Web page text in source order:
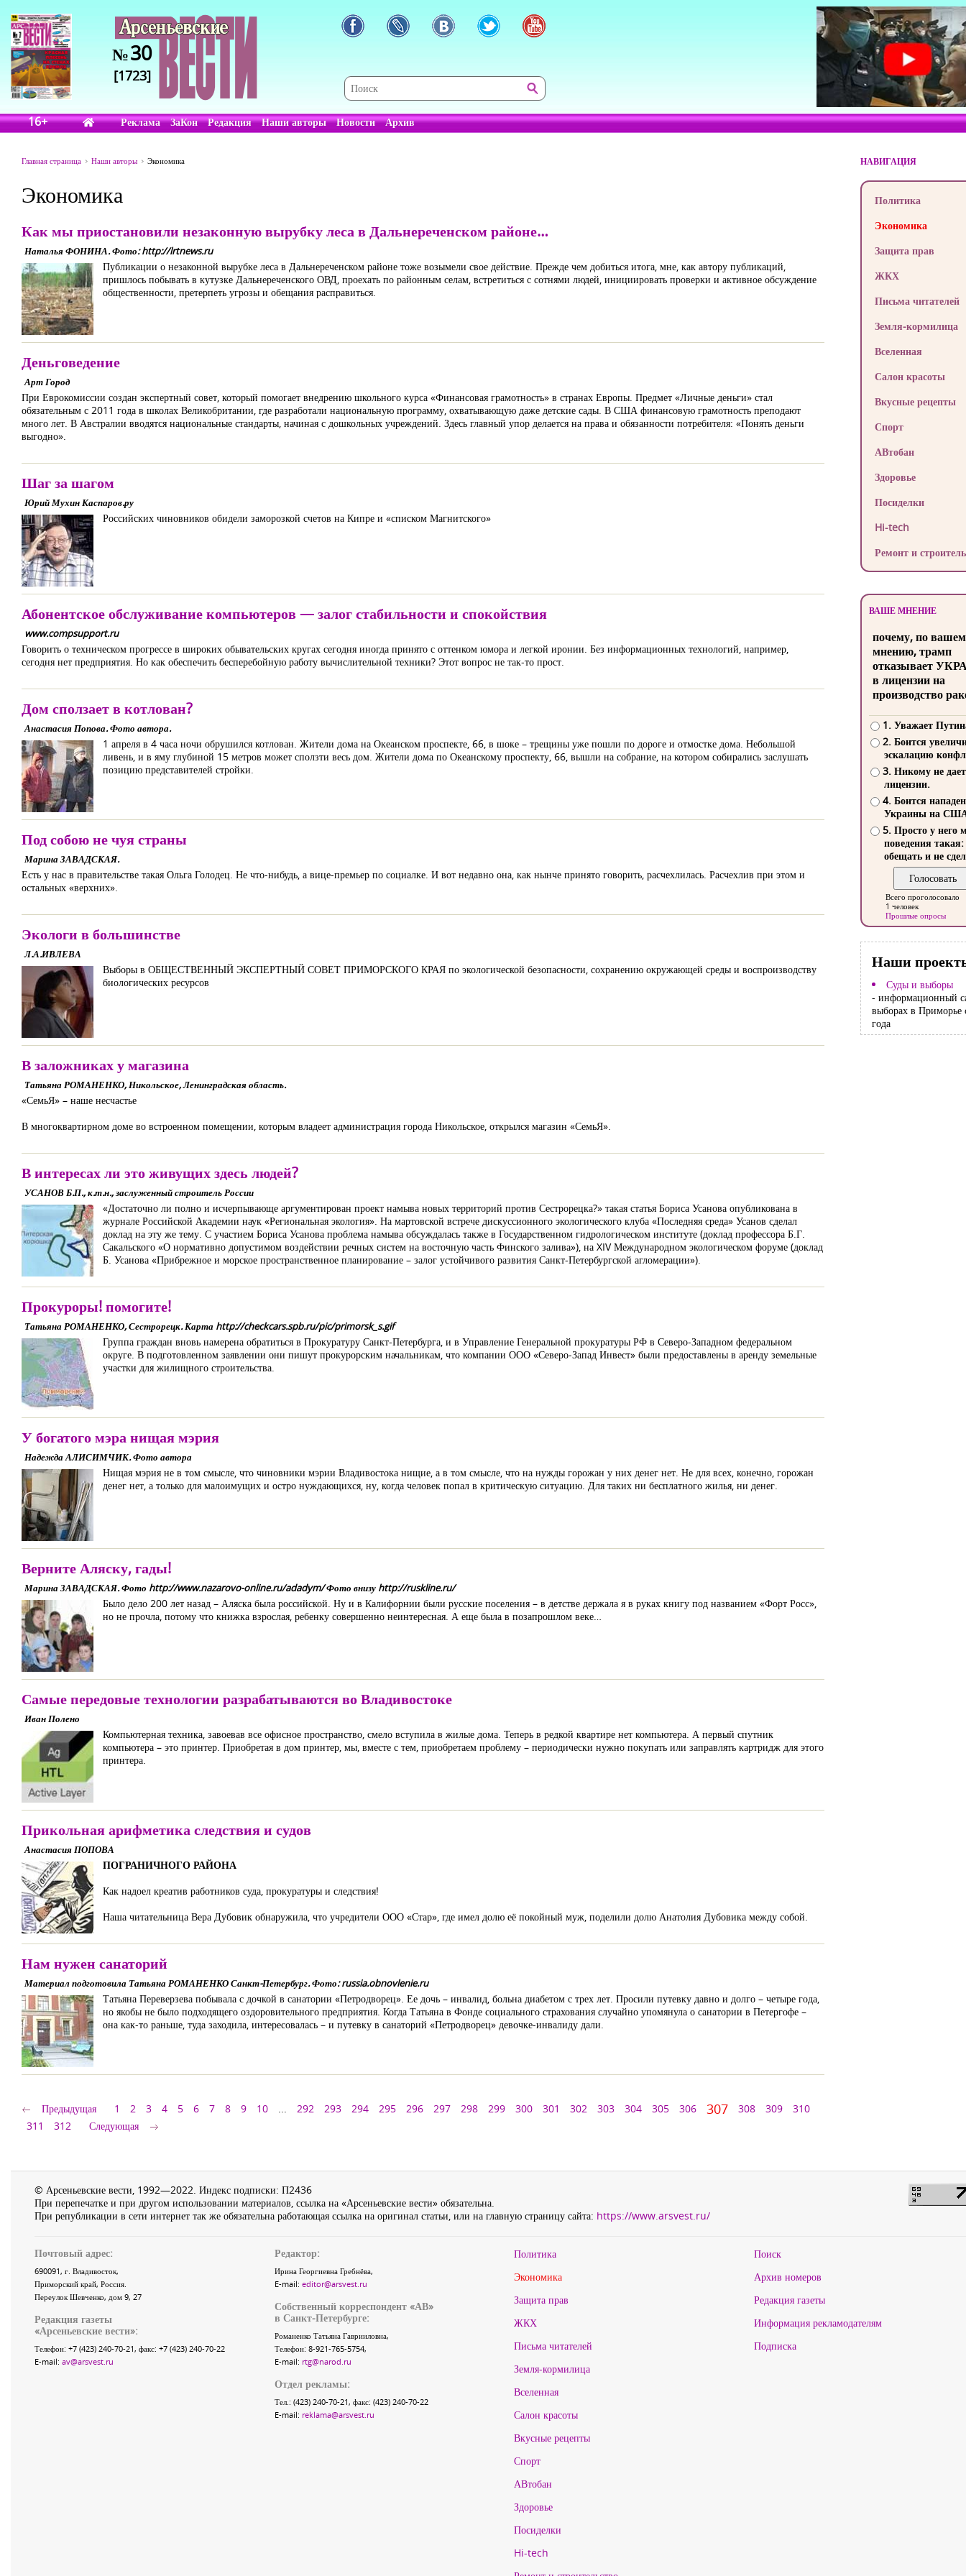
№30
[1723]
16+ Реклама ЗаКон Редакция Наши авторы Новости Архив
Главная страница Наши авторы Экономика
Экономика
Как мы приостановили незаконную вырубку леса в Дальнереченском районе…
Наталья ФОНИНА. Фото: http://lrtnews.ru
Публикации о незаконной вырубке леса в Дальнереченском районе тоже возымели свое действие. Прежде чем добиться итога, мне, как автору публикаций,
пришлось побывать в кутузке Дальнереченского ОВД, проехать по районным селам, встретиться с сотнями людей, инициировать проверки и активное обсуждение
общественности, претерпеть угрозы и обещания расправиться.
Деньговедение
Арт Город
При Еврокомиссии создан экспертный совет, который помогает внедрению школьного курса «Финансовая грамотность» в странах Европы. Предмет «Личные деньги» стал
обязательным с 2011 года в школах Великобритании, где разработали национальную программу, охватывающую даже детские сады. В США финансовую грамотность преподают
много лет. В Австралии вводятся национальные стандарты, начиная с дошкольных учреждений. Здесь главный упор делается на права и обязанности потребителя: «Понять деньги
выгодно».
Шаг за шагом
Юрий Мухин Каспаров.ру
Российских чиновников обидели заморозкой счетов на Кипре и «списком Магнитского»
Абонентское обслуживание компьютеров — залог стабильности и спокойствия
www.compsupport.ru
Говорить о техническом прогрессе в широких обывательских кругах сегодня иногда принято с оттенком юмора и легкой иронии. Без информационных технологий, например,
сегодня нет предприятия. Но как обеспечить бесперебойную работу вычислительной техники? Этот вопрос не так-то прост.
Дом сползает в котлован?
Анастасия Попова. Фото автора.
1 апреля в 4 часа ночи обрушился котлован. Жители дома на Океанском проспекте, 66, в шоке – трещины уже пошли по дороге и отмостке дома. Небольшой
ливень, и в яму глубиной 15 метров может сползти весь дом. Жители дома по Океанскому проспекту, 66, вышли на собрание, на котором собирались заслушать
позицию представителей стройки.
Под собою не чуя страны
Марина ЗАВАДСКАЯ.
Есть у нас в правительстве такая Ольга Голодец. Не что-нибудь, а вице-премьер по социалке. И вот недавно она, как нынче принято говорить, расчехлилась. Расчехлив при этом и
остальных «верхних».
Экологи в большинстве
Л.А.ИВЛЕВА
Выборы в ОБЩЕСТВЕННЫЙ ЭКСПЕРТНЫЙ СОВЕТ ПРИМОРСКОГО КРАЯ по экологической безопасности, сохранению окружающей среды и воспроизводству
биологических ресурсов
В заложниках у магазина
Татьяна РОМАНЕНКО, Никольское, Ленинградская область.
«СемьЯ» – наше несчастье
В многоквартирном доме во встроенном помещении, которым владеет администрация города Никольское, открылся магазин «СемьЯ».
В интересах ли это живущих здесь людей?
УСАНОВ Б.П., к.т.н., заслуженный строитель России
«Достаточно ли полно и исчерпывающе аргументирован проект намыва новых территорий против Сестрорецка?» такая статья Бориса Усанова опубликована в
журнале Российской Академии наук «Региональная экология». На мартовской встрече дискуссионного экологического клуба «Последняя среда» Усанов сделал
доклад на эту же тему. С участием Бориса Усанова проблема намыва обсуждалась также в Государственном гидрологическом институте (доклад профессора Б.Г.
Сакальского «О нормативно допустимом воздействии речных систем на восточную часть Финского залива»), на XIV Международном экологическом форуме (доклад
Б. Усанова «Прибрежное и морское пространственное планирование – залог устойчивого развития Санкт-Петербургской агломерации»).
Прокуроры! помогите!
Татьяна РОМАНЕНКО, Сестрорецк. Карта http://checkcars.spb.ru/pic/primorsk_s.gif
Группа граждан вновь намерена обратиться в Прокуратуру Санкт-Петербурга, и в Управление Генеральной прокуратуры РФ в Северо-Западном федеральном
округе. В подготовленном заявлении они пишут прокурорским начальникам, что компании ООО «Северо-Запад Инвест» были предоставлены в аренду земельные
участки для жилищного строительства.
У богатого мэра нищая мэрия
Надежда АЛИСИМЧИК. Фото автора
Нищая мэрия не в том смысле, что чиновники мэрии Владивостока нищие, а в том смысле, что на нужды горожан у них денег нет. Не для всех, конечно, горожан
денег нет, а только для малоимущих и остро нуждающихся, ну, когда человек попал в критическую ситуацию. Для таких ни бесплатного жилья, ни денег.
Верните Аляску, гады!
Марина ЗАВАДСКАЯ. Фото http://www.nazarovo-online.ru/adadym/ Фото внизу http://ruskline.ru/
Было дело 200 лет назад – Аляска была российской. Ну и в Калифорнии были русские поселения – в детстве держала я в руках книгу под названием «Форт Росс»,
но не прочла, потому что книжка взрослая, ребенку совершенно неинтересная. А еще была в позапрошлом веке…
Самые передовые технологии разрабатываются во Владивостоке
Иван Полено
Компьютерная техника, завоевав все офисное пространство, смело вступила в жилые дома. Теперь в редкой квартире нет компьютера. А первый спутник
компьютера – это принтер. Приобретая в дом принтер, мы, вместе с тем, приобретаем проблему – периодически нужно покупать или заправлять картридж для этого
принтера.
Прикольная арифметика следствия и судов
Анастасия ПОПОВА
ПОГРАНИЧНОГО РАЙОНА
Как надоел креатив работников суда, прокуратуры и следствия!
Наша читательница Вера Дубовик обнаружила, что учредители ООО «Стар», где имел долю её покойный муж, поделили долю Анатолия Дубовика между собой.
Нам нужен санаторий
Материал подготовила Татьяна РОМАНЕНКО Санкт-Петербург. Фото: russia.obnovlenie.ru
Татьяна Переверзева побывала с дочкой в санатории «Петродворец». Ее дочь – инвалид, больна диабетом с трех лет. Просили путевку давно и долго – четыре года,
но якобы не было подходящего оздоровительного предприятия. Когда Татьяна в Фонде социального страхования случайно упомянула о санатории в Петергофе –
она как-то раньше, туда заходила, интересовалась – и путевку в санаторий «Петродворец» девочке-инвалиду дали.
Предыдущая 1 2 3 4 5 6 7 8 9 10 ... 292 293 294 295 296 297 298 299 300 301 302 303 304 305 306 307 308 309
310
311
312 Следующая
НАВИГАЦИЯ
Политика
Экономика
Защита прав
ЖКХ
Письма читателей
Земля-кормилица
Вселенная
Салон красоты
Вкусные рецепты
Спорт
АВтобан
Здоровье
Посиделки
Hi-tech
Ремонт и
ВАШЕ МНЕНИЕ
почему, по
мнению, трамп
отказывает
в лицензии на
производство
1. Уважает
2. Боится
эскалацию
3. Никому не
лицензии.
4. Боится
Украины на
5. Просто у него
поведения такая:
обещать и не
Всего проголосовало
1 человек
Прошлые опросы
Наши
Суды и выборы
- информационный
выборах в Приморье
года
© Арсеньевские вести, 1992—2022. Индекс подписки: П2436
При перепечатке и при другом использовании материалов, ссылка на «Арсеньевские вести» обязательна.
При републикации в сети интернет так же обязательна работающая ссылка на оригинал статьи, или на главную страницу сайта: https://www.arsvest.ru/
Почтовый адрес:
690091, г. Владивосток,
Приморский край, Россия.
Переулок Шевченко, дом 9, 27
Редакция газеты
«Арсеньевские вести»:
Телефон: +7 (423) 240-70-21, факс: +7 (423) 240-70-22
E-mail: av@arsvest.ru
Редактор:
Ирина Георгиевна Гребнёва,
E-mail: editor@arsvest.ru
Собственный корреспондент «АВ»
в Санкт-Петербурге:
Романенко Татьяна Гаврииловна,
Телефон: 8-921-765-5754,
E-mail: rtg@narod.ru
Отдел рекламы:
Тел.: (423) 240-70-21, факс: (423) 240-70-22
E-mail: reklama@arsvest.ru
Политика
Экономика
Защита прав
ЖКХ
Письма читателей
Земля-кормилица
Вселенная
Салон красоты
Вкусные рецепты
Спорт
АВтобан
Здоровье
Посиделки
Hi-tech
Поиск
Архив номеров
Редакция газеты
Информация рекламодателям
Подписка